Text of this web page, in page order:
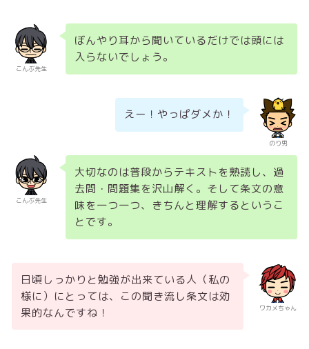
こんぶ先生
ぼんやり耳から聞いているだけでは頭には
入らないでしょう。
のり男
えー！やっぱダメか！
こんぶ先生
大切なのは普段からテキストを熟読し、過
去問・問題集を沢山解く。そして条文の意
味を一つ一つ、きちんと理解するというこ
とです。
ワカメちゃん
日頃しっかりと勉強が出来ている人（私の
様に）にとっては、この聞き流し条文は効
果的なんですね！